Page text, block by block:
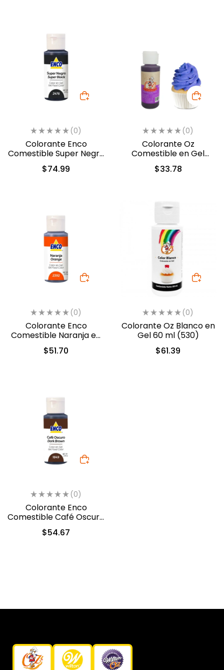
(0)
Colorante Enco
Comestible Super Negro
en Gel 40gr. (2476)
$74.99
(0)
Colorante Oz
Comestible en Gel
Violeta 60ml (5312)
$33.78
(0)
Colorante Enco
Comestible Naranja en
Gel 40gr. (2392)
$51.70
(0)
Colorante Oz Blanco en
Gel 60 ml (530)
$61.39
(0)
Colorante Enco
Comestible Café Oscuro
en Gel 40gr. (1849)
$54.67